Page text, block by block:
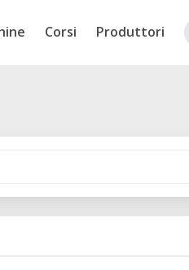
Corsi Produttori